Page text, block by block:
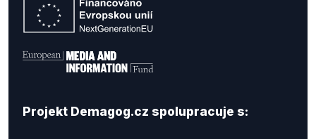
Projekt Demagog.cz spolupracuje s: